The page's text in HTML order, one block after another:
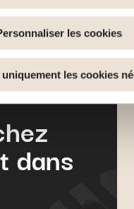
en suivant le
Partager des
visualiser du contenu
les cookies
les cookies
dans